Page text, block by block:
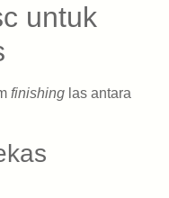
untuk
finishing las antara